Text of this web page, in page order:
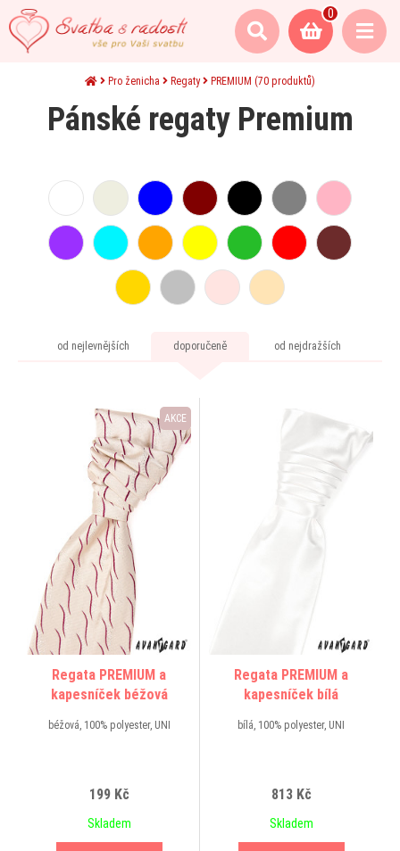
0
Pro ženicha Regaty PREMIUM (70 produktů)
Pánské regaty Premium
doporučeně
od nejlevnějších od nejdražších
AKCE
Regata PREMIUM a
kapesníček béžová
béžová, 100% polyester, UNI
199 Kč
Skladem
Regata PREMIUM a
kapesníček bílá
bílá, 100% polyester, UNI
813 Kč
Skladem